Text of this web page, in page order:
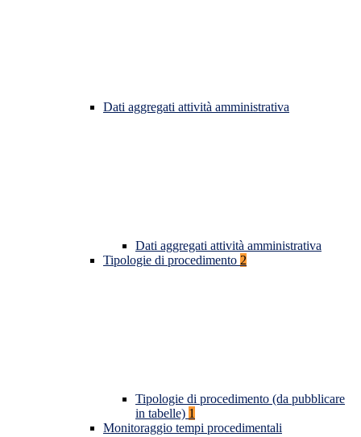
Dati aggregati attività amministrativa
Dati aggregati attività amministrativa
Tipologie di procedimento 2
Tipologie di procedimento (da pubblicare
in tabelle) 1
Monitoraggio tempi procedimentali